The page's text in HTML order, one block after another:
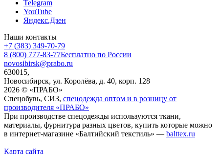
Telegram
YouTube
Яндекс.Дзен
Наши контакты
+7 (383) 349-70-79
8 (800) 777-83-77Бесплатно по России
novosibirsk@prabo.ru
630015,
Новосибирск, ул. Королёва, д. 40, корп. 128
2026 © «ПРАБО»
Спецобувь, СИЗ, спецодежда оптом и в розницу от
производителя «ПРАБО»
При производстве спецодежды используются ткани,
материалы, фурнитура разных цветов, купить которые можно
в интернет-магазине «Балтийский текстиль» — balttex.ru
Карта сайта